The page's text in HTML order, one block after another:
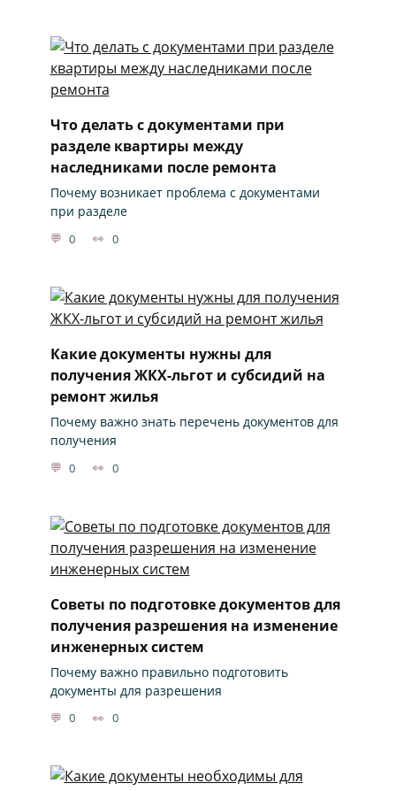
Что делать с документами при
разделе квартиры между
наследниками после ремонта
Почему возникает проблема с документами
при разделе
0 0
Какие документы нужны для
получения ЖКХ-льгот и субсидий на
ремонт жилья
Почему важно знать перечень документов для
получения
0 0
Советы по подготовке документов для
получения разрешения на изменение
инженерных систем
Почему важно правильно подготовить
документы для разрешения
0 0